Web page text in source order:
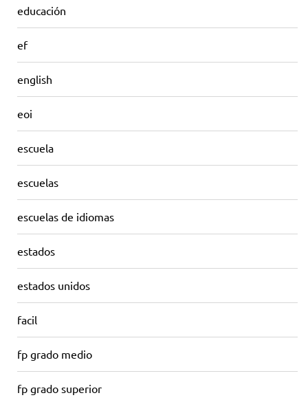
educación
ef
english
eoi
escuela
escuelas
escuelas de idiomas
estados
estados unidos
facil
fp grado medio
fp grado superior